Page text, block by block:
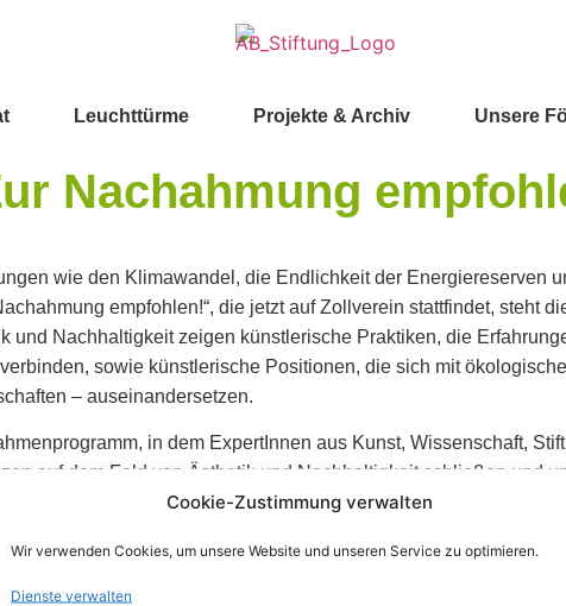
Cookie-Zustimmung verwalten
Wir verwenden Cookies, um unsere Website und unseren Service zu optimieren.
Dienste verwalten
Leuchttürme Projekte & Archiv Unsere
Nachahmung
wie den Klimawandel, die Endlichkeit der Energiereserven
empfohlen!“, die jetzt auf Zollverein stattfindet, steht
und Nachhaltigkeit zeigen künstlerische Praktiken, die
sowie künstlerische Positionen, die sich mit
– auseinandersetzen.
in dem ExpertInnen aus Kunst, Wissenschaft,
auf dem Feld von Ästhetik und Nachhaltigkeit schließen und
und Werkstatt für WissenschaftlerInnen, KünstlerInnen,
der Deutschen Umwelthilfe 2010 und als Projekt der
und ist ein Projekt der UN-Dekade 2014 Bildung für